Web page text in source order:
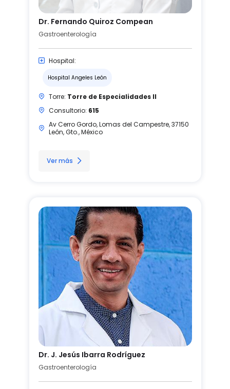
Dr. Fernando Quiroz Compean
Gastroenterología
Hospital:
Hospital Angeles León
Torre: Torre de Especialidades II
Consultorio: 615
Av Cerro Gordo, Lomas del Campestre, 37150
León, Gto., México
Ver más
Dr. J. Jesús Ibarra Rodríguez
Gastroenterología